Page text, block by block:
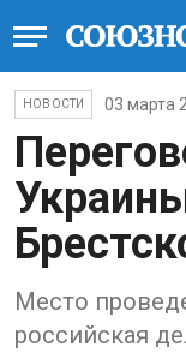
НОВОСТИ 03 марта
Место
российская